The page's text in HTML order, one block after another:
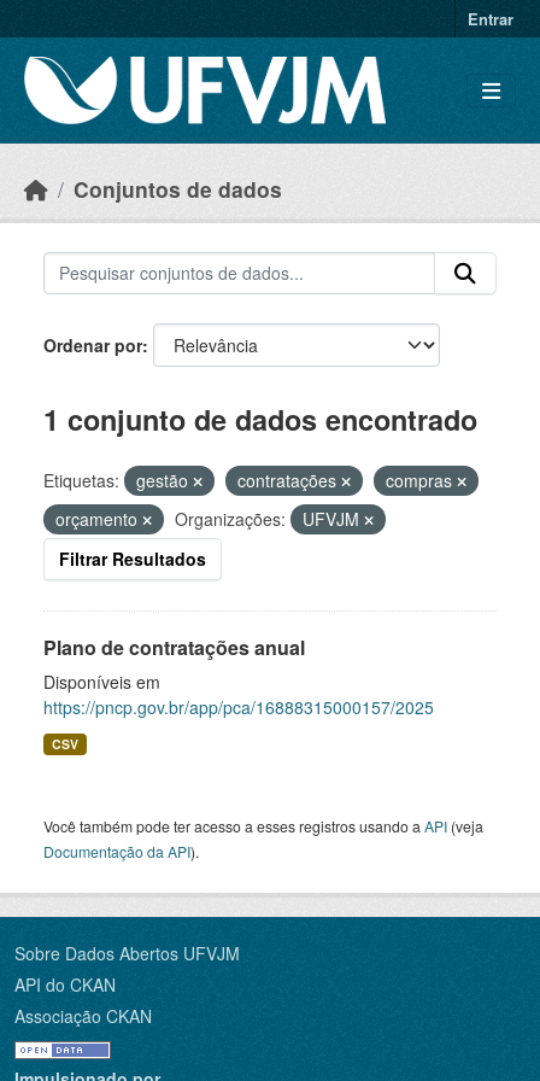
Entrar
Conjuntos de dados
Ordenar por
1 conjunto de dados encontrado
Etiquetas: gestão contratações
compras
orçamento
Organizações:
UFVJM
Filtrar Resultados
Plano de contratações anual
Disponíveis em
https://pncp.gov.br/app/pca/16888315000157/2025
CSV
Você também pode ter acesso a esses registros usando a API (veja
Documentação da API).
Sobre Dados Abertos UFVJM
API do CKAN
Associação CKAN